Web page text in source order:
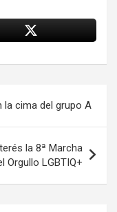
la cima del grupo A
la 8ª Marcha
Orgullo LGBTIQ+